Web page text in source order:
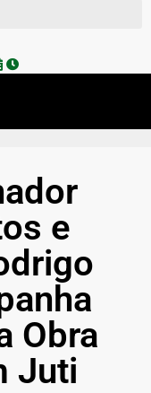
e
Obra
Juti